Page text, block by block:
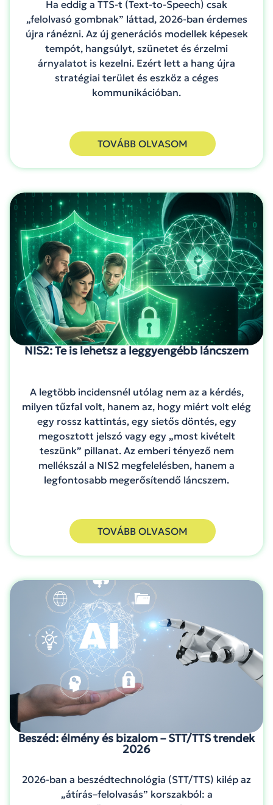
Ha eddig a TTS-t (Text-to-Speech) csak
„felolvasó gombnak” láttad, 2026-ban érdemes
újra ránézni. Az új generációs modellek képesek
tempót, hangsúlyt, szünetet és érzelmi
árnyalatot is kezelni. Ezért lett a hang újra
stratégiai terület és eszköz a céges
kommunikációban.
TOVÁBB OLVASOM
NIS2: Te is lehetsz a leggyengébb láncszem
A legtöbb incidensnél utólag nem az a kérdés,
milyen tűzfal volt, hanem az, hogy miért volt elég
egy rossz kattintás, egy sietős döntés, egy
megosztott jelszó vagy egy „most kivételt
teszünk” pillanat. Az emberi tényező nem
mellékszál a NIS2 megfelelésben, hanem a
legfontosabb megerősítendő láncszem.
TOVÁBB OLVASOM
Beszéd: élmény és bizalom – STT/TTS trendek
2026
2026-ban a beszédtechnológia (STT/TTS) kilép az
„átírás–felolvasás” korszakból: a